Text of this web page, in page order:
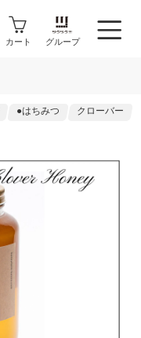
カート グループ
●はちみつ
クローバー